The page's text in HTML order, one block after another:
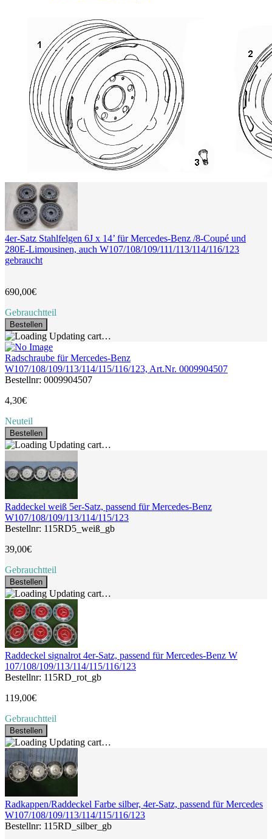
4er-Satz Stahlfelgen 6J x 14’ für Mercedes-Benz /8-Coupé und
280E-Limousinen, auch W107/108/109/111/113/114/116/123
gebraucht
690,00€
Gebrauchtteil
Bestellen
Updating cart…
Radschraube für Mercedes-Benz
W107/108/109/113/114/115/116/123, Art.Nr. 0009904507
Bestellnr: 0009904507
4,30€
Neuteil
Bestellen
Updating cart…
Raddeckel weiß 5er-Satz, passend für Mercedes-Benz
W107/108/109/113/114/115/123
Bestellnr: 115RD5_weiß_gb
39,00€
Gebrauchtteil
Bestellen
Updating cart…
Raddeckel signalrot 4er-Satz, passend für Mercedes-Benz W
107/108/109/113/114/115/116/123
Bestellnr: 115RD_rot_gb
119,00€
Gebrauchtteil
Bestellen
Updating cart…
Radkappen/Raddeckel Farbe silber, 4er-Satz, passend für Mercedes
W107/108/109/113/114/115/116/123
Bestellnr: 115RD_silber_gb